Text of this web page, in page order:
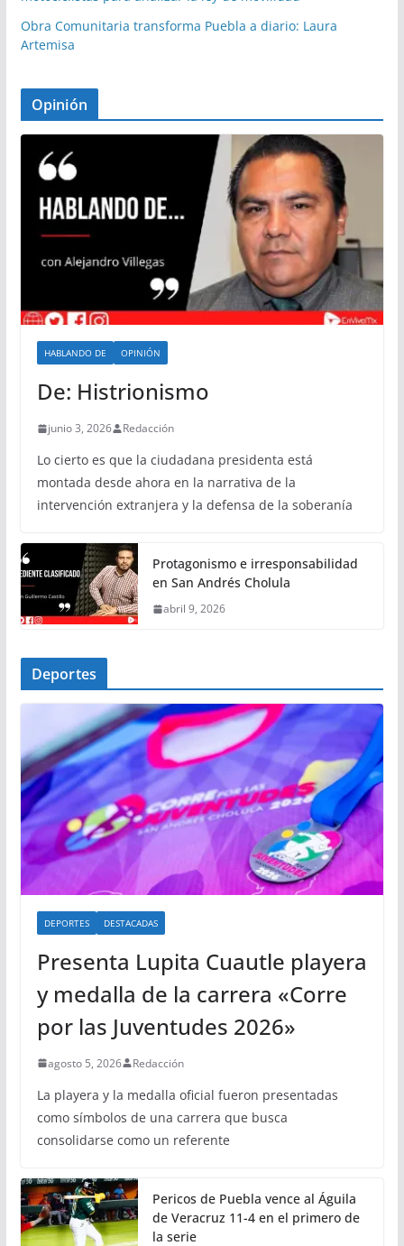
Obra Comunitaria transforma Puebla a diario: Laura
Artemisa
Opinión
HABLANDO DE OPINIÓN
De: Histrionismo
junio 3, 2026 Redacción
Lo cierto es que la ciudadana presidenta está
montada desde ahora en la narrativa de la
intervención extranjera y la defensa de la soberanía
Protagonismo e irresponsabilidad
en San Andrés Cholula
abril 9, 2026
Deportes
DEPORTES DESTACADAS
Presenta Lupita Cuautle playera
y medalla de la carrera «Corre
por las Juventudes 2026»
agosto 5, 2026 Redacción
La playera y la medalla oficial fueron presentadas
como símbolos de una carrera que busca
consolidarse como un referente
Pericos de Puebla vence al Águila
de Veracruz 11-4 en el primero de
la serie